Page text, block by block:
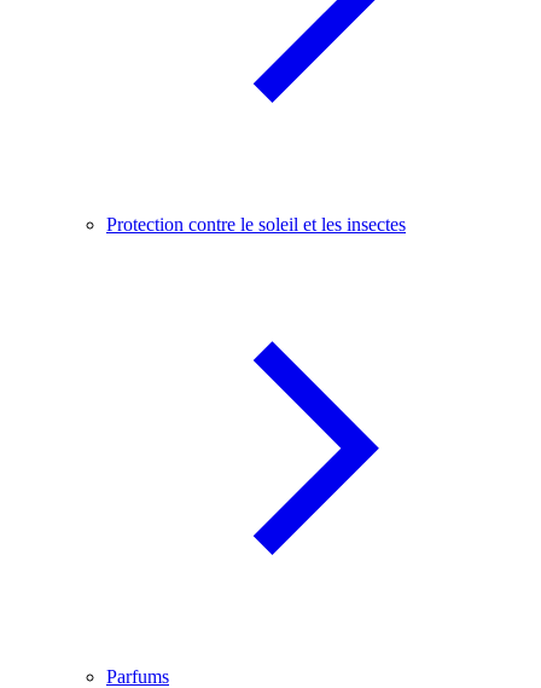
Protection contre le soleil et les insectes
Parfums